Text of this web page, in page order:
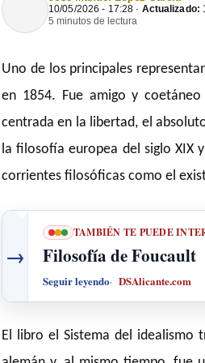
10/05/2026 - 17:28 · Actualizado:
5 minutos de lectura
Uno de los principales
en 1854. Fue amigo y
centrada en la libertad, el
la filosofía europea del siglo XIX
corrientes filosóficas como el
→
TAMBIÉN TE PUEDE
Filosofía de Foucault
Seguir leyendo DSAlicante.com
El libro el Sistema del idealismo